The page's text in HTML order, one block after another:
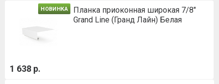
НОВИНКА
Планка приоконная широкая 7/8"
Grand Line (Гранд Лайн) Белая
1 638 р.